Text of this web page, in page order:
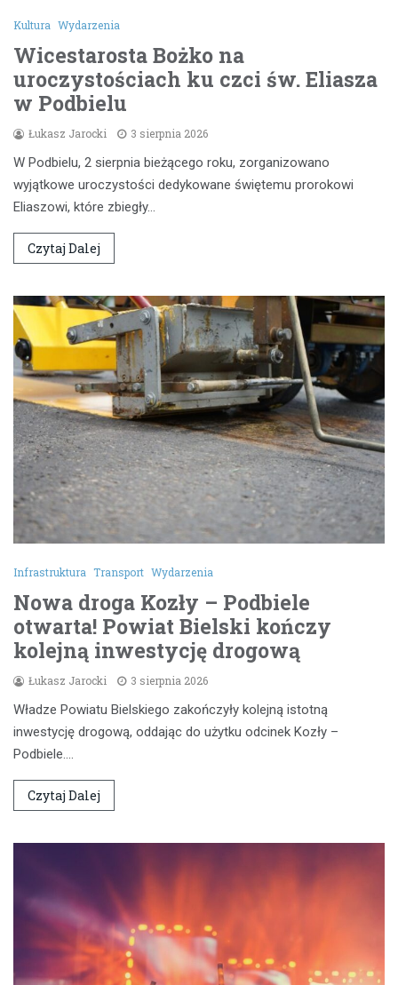
Kultura Wydarzenia
Wicestarosta Bożko na
uroczystościach ku czci św. Eliasza
w Podbielu
Łukasz Jarocki 3 sierpnia 2026
W Podbielu, 2 sierpnia bieżącego roku, zorganizowano
wyjątkowe uroczystości dedykowane świętemu prorokowi
Eliaszowi, które zbiegły…
Czytaj Dalej
Infrastruktura Transport Wydarzenia
Nowa droga Kozły – Podbiele
otwarta! Powiat Bielski kończy
kolejną inwestycję drogową
Łukasz Jarocki 3 sierpnia 2026
Władze Powiatu Bielskiego zakończyły kolejną istotną
inwestycję drogową, oddając do użytku odcinek Kozły –
Podbiele.…
Czytaj Dalej